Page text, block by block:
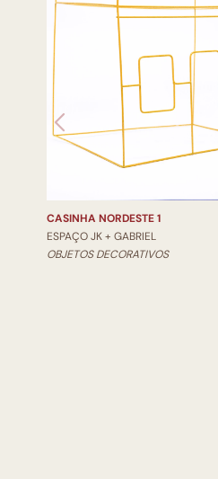
CASINHA NORDESTE 1
ESPAÇO JK + GABRIEL
OBJETOS DECORATIVOS